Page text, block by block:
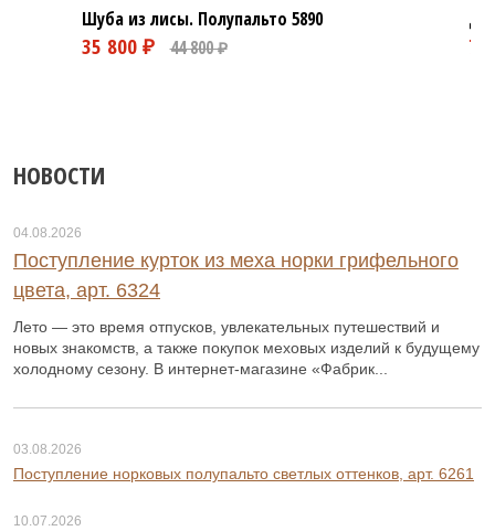
Шуба из лисы. Полупальто 5890
НОВОСТИ
04.08.2026
Поступление курток из меха норки грифельного
цвета, арт. 6324
Лето — это время отпусков, увлекательных путешествий и
новых знакомств, а также покупок меховых изделий к будущему
холодному сезону. В интернет-магазине «Фабрик...
03.08.2026
Поступление норковых полупальто светлых оттенков, арт. 6261
10.07.2026